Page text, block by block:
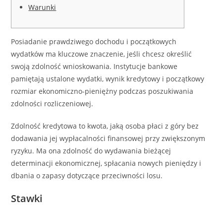
Warunki
Posiadanie prawdziwego dochodu i początkowych
wydatków ma kluczowe znaczenie, jeśli chcesz określić
swoją zdolność wnioskowania. Instytucje bankowe
pamiętają ustalone wydatki, wynik kredytowy i początkowy
rozmiar ekonomiczno-pieniężny podczas poszukiwania
zdolności rozliczeniowej.
Zdolność kredytowa to kwota, jaką osoba płaci z góry bez
dodawania jej wypłacalności finansowej przy zwiększonym
ryzyku. Ma ona zdolność do wydawania bieżącej
determinacji ekonomicznej, spłacania nowych pieniędzy i
dbania o zapasy dotyczące przeciwności losu.
Stawki